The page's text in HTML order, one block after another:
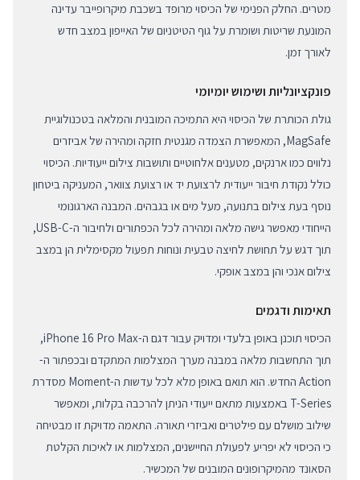
מטרים. החלק הפנימי של הכיסוי מרופד בשכבת מיקרופייבר עדינה
המונעת שריטות ושומרת על גוף הטיטניום של האייפון במצב חדש
לאורך זמן.
פונקציונליות ושימוש יומיומי
גולת הכותרת של הכיסוי היא התמיכה המובנית והמלאה בטכנולוגיית
MagSafe, המאפשרת הצמדה מגנטית חזקה ומהירה של אביזרים
נלווים כמו ארנקים, מטענים אלחוטיים ותושבות צילום ייעודיות. הכיסוי
כולל נקודת חיבור ייעודית לרצועת יד או רצועת צוואר, המעניקה ביטחון
נוסף בעת צילום בתנועה, מעל מים או בגבהים. המבנה הארגונומי
הייחודי מאפשר גישה מלאה ומהירה לכל הכפתורים ולחיבור ה-USB-C,
תוך דגש על תחושת לחיצה טבעית ונוחות תפעול מקסימלית הן במצב
צילום אנכי והן במצב אופקי.
תאימות ודגמים
הכיסוי תוכנן באופן בלעדי ומדויק עבור דגם ה-iPhone 16 Pro Max,
תוך התחשבות מלאה במבנה מערך המצלמות המתקדם ובכפתור ה-
Action החדש. הוא תואם באופן מלא לכל עדשות ה-Moment מסדרת
T-Series באמצעות מתאם ייעודי הניתן להרכבה בקלות, ומאפשר
שילוב מושלם עם פילטרים ואביזרי תאורה. התאמה מדויקת זו מבטיחה
כי הכיסוי לא יפריע לפעולת החיישנים, המצלמות או לאיכות הקלטת
הסאונד מהמיקרופונים המובנים של המכשיר.